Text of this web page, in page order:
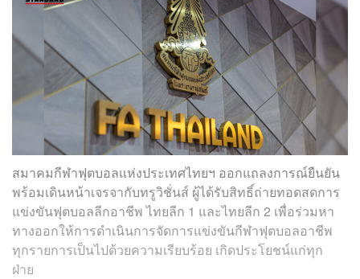
สมาคมกีฬาฟุตบอลแห่งประเทศไทยฯ ออกแถลงการณ์ยืนยัน
พร้อมเดินหน้าเจรจากับทรูวิชั่นส์ ผู้ได้รับสิทธิ์ถ่ายทอดสดการ
แข่งขันฟุตบอลลีกอาชีพ ไทยลีก 1 และไทยลีก 2 เพื่อร่วมหา
ทางออกให้การดำเนินการจัดการแข่งขันกีฬาฟุตบอลอาชีพ
ทุกรายการเป็นไปด้วยความเรียบร้อย เกิดประโยชน์แก่ทุก
ฝ่าย